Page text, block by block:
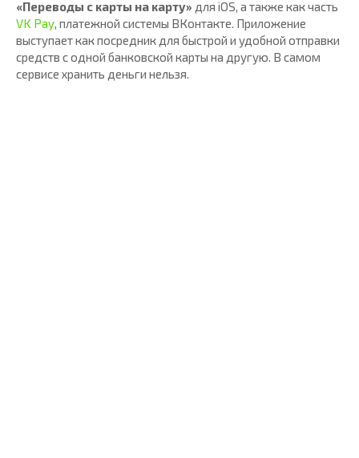
«Переводы с карты на карту» для iOS, а также как часть
VK Pay, платежной системы ВКонтакте. Приложение
выступает как посредник для быстрой и удобной отправки
средств с одной банковской карты на другую. В самом
сервисе хранить деньги нельзя.